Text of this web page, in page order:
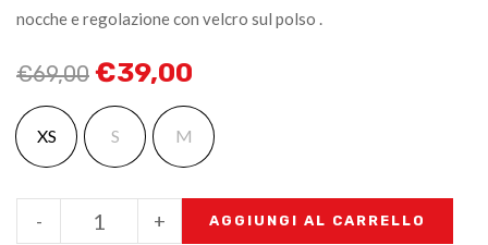
nocche e regolazione con velcro sul polso .
€69,00 €39,00
XS S M
+
- AGGIUNGI AL CARRELLO